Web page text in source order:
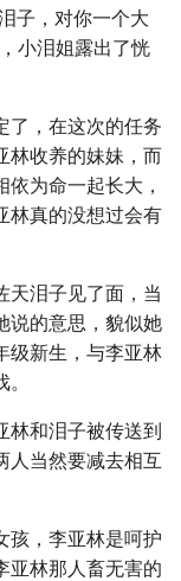
子，对你一个大
小泪姐露出了恍
了，在这次的任务
林收养的妹妹，而
为命一起长大，
林真的没想过会有
天泪子见了面，当
说的意思，貌似她
级新生，与李亚林
林和泪子被传送到
人当然要减去相互
孩，李亚林是呵护
亚林那人畜无害的